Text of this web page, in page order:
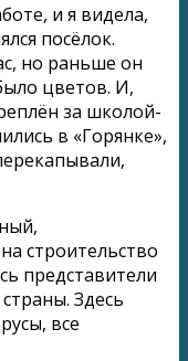
и я видела,
посёлок.
но раньше он
цветов. И,
за школой-
в «Горянке»,
строительство
представители
Здесь
все